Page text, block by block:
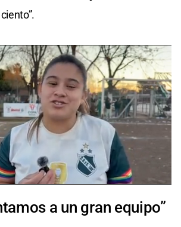
a un gran equipo”